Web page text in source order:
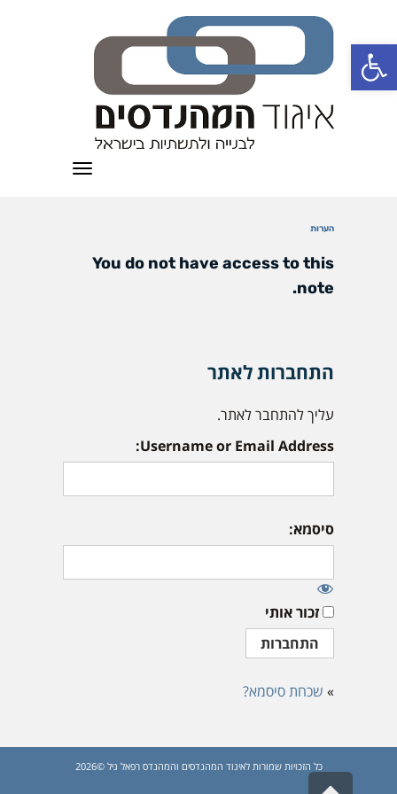
פתח סרגל נגישות
תפריט
הערות
You do not have access to this
note.
התחברות לאתר
עליך להתחבר לאתר.
Username or Email Address:
סיסמא:
זכור אותי
» שכחת סיסמא?
כל הזכויות שמורות לאיגוד המהנדסים והמהנדס רפאל גיל ©2026